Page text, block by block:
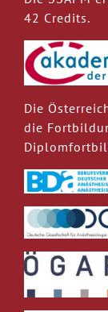
42 Credits.
Die
die